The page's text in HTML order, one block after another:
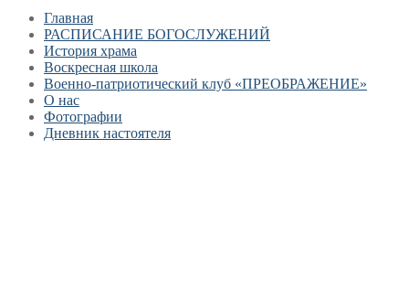
Главная
РАСПИСАНИЕ БОГОСЛУЖЕНИЙ
История храма
Воскресная школа
Военно-патриотический клуб «ПРЕОБРАЖЕНИЕ»
О нас
Фотографии
Дневник настоятеля